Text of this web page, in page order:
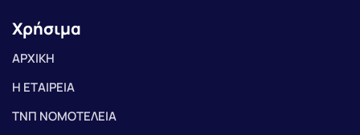
Χρήσιμα
ΑΡΧΙΚΗ
Η ΕΤΑΙΡΕΙΑ
ΤΝΠ ΝΟΜΟΤΕΛΕΙΑ